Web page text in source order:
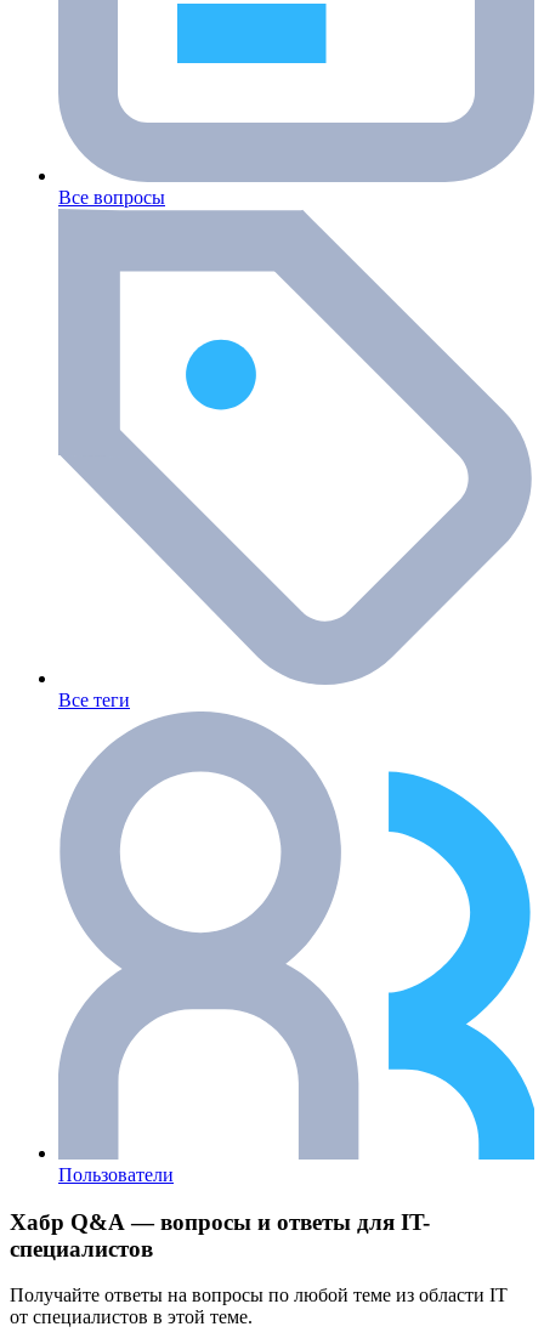
Все вопросы
Все теги
Пользователи
Хабр Q&A — вопросы и ответы для IT-
специалистов
Получайте ответы на вопросы по любой теме из области IT
от специалистов в этой теме.